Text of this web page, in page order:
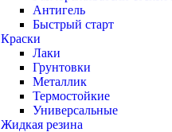
Антигель
Быстрый старт
Краски
Лаки
Грунтовки
Металлик
Термостойкие
Универсальные
Жидкая резина